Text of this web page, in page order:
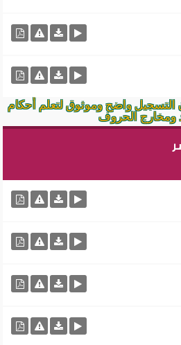
التسجيل واضح وموثوق لتعلم أحكام
ومخارج الحروف